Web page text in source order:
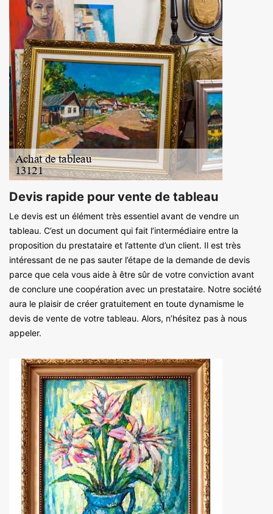
Devis rapide pour vente de tableau
Le devis est un élément très essentiel avant de vendre un
tableau. C’est un document qui fait l’intermédiaire entre la
proposition du prestataire et l’attente d’un client. Il est très
intéressant de ne pas sauter l’étape de la demande de devis
parce que cela vous aide à être sûr de votre conviction avant
de conclure une coopération avec un prestataire. Notre société
aura le plaisir de créer gratuitement en toute dynamisme le
devis de vente de votre tableau. Alors, n’hésitez pas à nous
appeler.